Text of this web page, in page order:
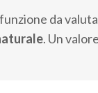
da
. Un